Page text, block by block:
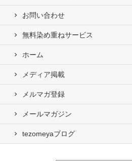
お問い合わせ
無料染め重ねサービス
ホーム
メディア掲載
メルマガ登録
メールマガジン
tezomeyaブログ